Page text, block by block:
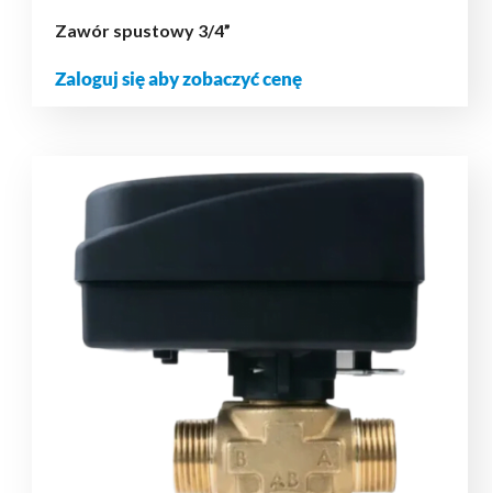
Zawór spustowy 3/4”
Zaloguj się aby zobaczyć cenę